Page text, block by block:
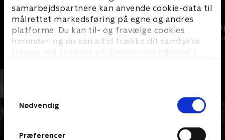
samarbejdspartnere kan anvende cookie-data til
målrettet markedsføring på egne og andres
platforme. Du kan til- og fravælge cookies
herunder, og du kan altid trække dit samtykke
tilbage ved at klikke på ’Cookie-indstillinger’ i
Nødvendig
Præferencer
Landmand søger kærlighed
Reality • 13 sæsoner
Date mig
Reality • 7